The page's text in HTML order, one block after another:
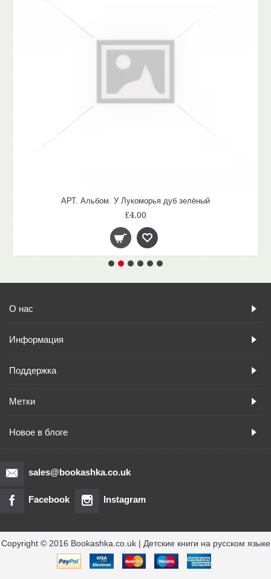
АРТ. Альбом. У Лукоморья дуб зелёный
£4.00
О нас
Информация
Поддержка
Метки
Новое в блоге
sales@bookashka.co.uk
Facebook Instagram
Copyright © 2016 Bookashka.co.uk | Детские книги на русском языке